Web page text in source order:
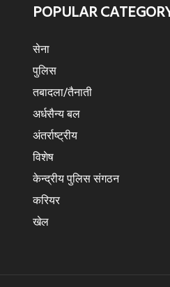
POPULAR
सेना
पुलिस
तबादला/तैनाती
अर्धसैन्य बल
अंतर्राष्ट्रीय
विशेष
केन्द्रीय पुलिस संगठन
करियर
खेल